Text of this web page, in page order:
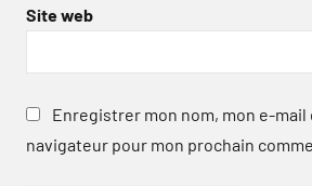
Site web
Enregistrer mon nom, mon e-mail
navigateur pour mon prochain